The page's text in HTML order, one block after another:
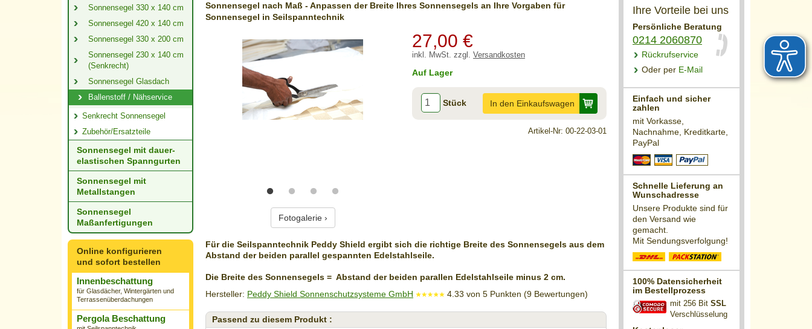
Sonnensegel nach Maß - Anpassen der Breite Ihres Sonnensegels an Ihre Vorgaben für
Sonnensegel in Seilspanntechnik
Fotogalerie ›
27,00 €
inkl. MwSt. zzgl. Versandkosten
Auf Lager
Stück In den Einkaufswagen
Artikel-Nr: 00-22-03-01
Für die Seilspanntechnik Peddy Shield ergibt sich die richtige Breite des Sonnensegels aus dem
Abstand der beiden parallel gespannten Edelstahlseile.
Die Breite des Sonnensegels = Abstand der beiden parallen Edelstahlseile minus 2 cm.
Hersteller: Peddy Shield Sonnenschutzsysteme GmbH 4.33 von 5 Punkten (9 Bewertungen)
Passend zu diesem Produkt :
Ihre Vorteile bei uns
Persönliche Beratung
0214 2060870
Rückrufservice
Oder per E-Mail
Einfach und sicher
zahlen
mit Vorkasse,
Nachnahme, Kreditkarte,
PayPal
Schnelle Lieferung an
Wunschadresse
Unsere Produkte sind für
den Versand wie
gemacht.
Mit Sendungsverfolgung!
100% Datensicherheit
im Bestellprozess
mit 256 Bit SSL
Verschlüsselung
Sonnensegel 330 x 140 cm
Sonnensegel 420 x 140 cm
Sonnensegel 330 x 200 cm
Sonnensegel 230 x 140 cm
(Senkrecht)
Sonnensegel Glasdach
Ballenstoff / Nähservice
Senkrecht Sonnensegel
Zubehör/Ersatzteile
Sonnensegel mit dauer­
elastischen Spanngurten
Sonnensegel mit
Metallstangen
Sonnensegel
Maßanfertigungen
Online konfigurieren
und sofort bestellen
Innenbeschattung
für Glasdächer, Wintergärten und
Terrassenüberdachungen
Pergola Beschattung